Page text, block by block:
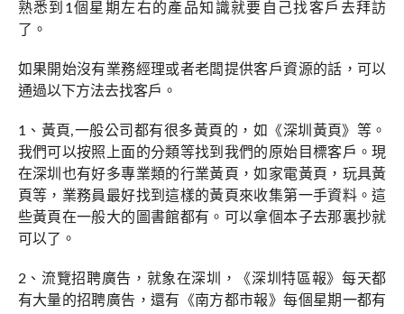
熟悉到1個星期左右的產品知識就要自己找客戶去拜訪
了。
如果開始沒有業務經理或者老闆提供客戶資源的話，可以
通過以下方法去找客戶。
1、黃頁,一般公司都有很多黃頁的，如《深圳黃頁》等。
我們可以按照上面的分類等找到我們的原始目標客戶。現
在深圳也有好多專業類的行業黃頁，如家電黃頁，玩具黃
頁等，業務員最好找到這樣的黃頁來收集第一手資料。這
些黃頁在一般大的圖書館都有。可以拿個本子去那裏抄就
可以了。
2、流覽招聘廣告，就象在深圳，《深圳特區報》每天都
有大量的招聘廣告，還有《南方都市報》每個星期一都有